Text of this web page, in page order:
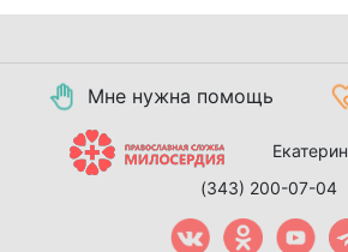
Мне нужна помощь
(343) 200-07-04